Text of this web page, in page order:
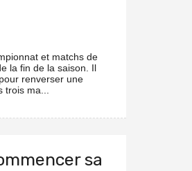
et matchs de
la fin de la saison. Il
renverser une
ma...
sa